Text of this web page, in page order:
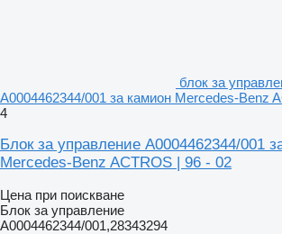
блок за
A0004462344/001 за камион Mercedes-Benz
4
Блок за управление A0004462344/001
Mercedes-Benz ACTROS | 96 - 02
Цена при поискване
Блок за управление
A0004462344/001,28343294